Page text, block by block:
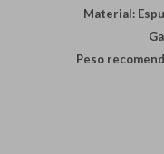
Material:
Peso